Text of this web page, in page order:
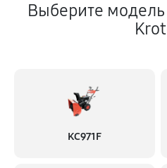
Выберите
KC971F